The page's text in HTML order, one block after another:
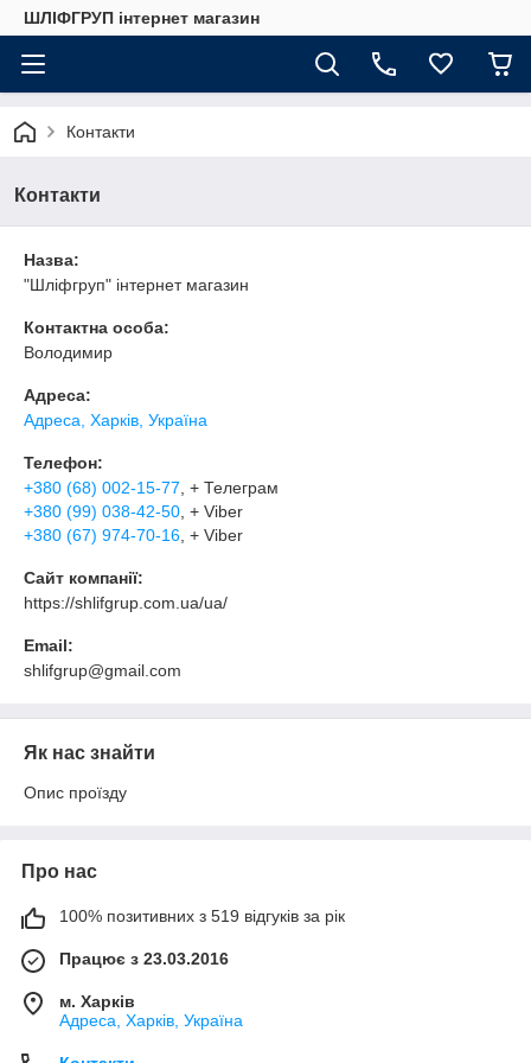
ШЛІФГРУП інтернет магазин
Контакти
Контакти
Назва:
"Шліфгруп" інтернет магазин
Контактна особа:
Володимир
Адреса:
Адреса, Харків, Україна
Телефон:
+380 (68) 002-15-77 , + Телеграм
+380 (99) 038-42-50 , + Viber
+380 (67) 974-70-16 , + Viber
Сайт компанії:
https://shlifgrup.com.ua/ua/
Email:
shlifgrup@gmail.com
Як нас знайти
Опис проїзду
Про нас
100% позитивних з 519 відгуків за рік
Працює з 23.03.2016
м. Харків
Адреса, Харків, Україна